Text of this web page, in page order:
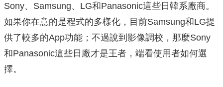
Sony、Samsung、LG和Panasonic這些日韓系廠商。
如果你在意的是程式的多樣化，目前Samsung和LG提
供了較多的App功能；不過說到影像調校，那麼Sony
和Panasonic這些日廠才是王者，端看使用者如何選
擇。